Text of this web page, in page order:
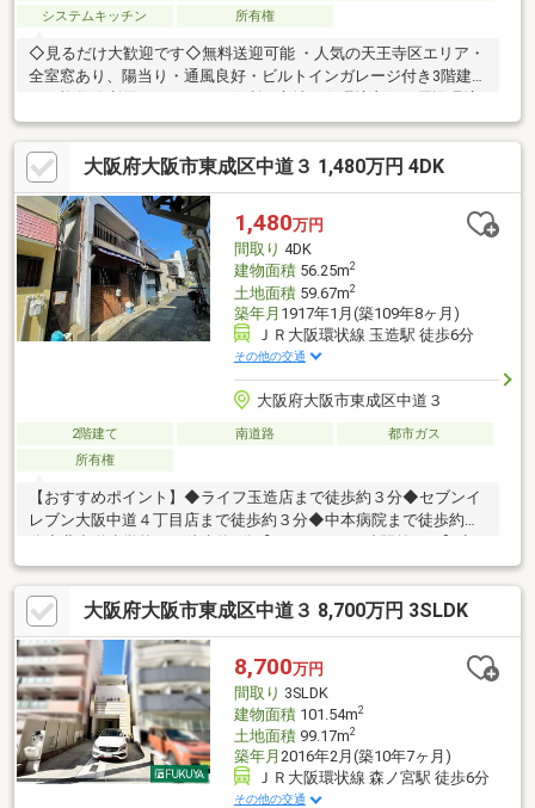
システムキッチン
所有権
◇見るだけ大歓迎です◇無料送迎可能 ・人気の天王寺区エリア・
全室窓あり、陽当り・通風良好・ビルトインガレージ付き3階建
充実◆レスポンスは迅速に◆交渉は全力です◆‐多忙なお客様の
「面倒だな」をフルサポート致します‐◆「とりあえず見たい」
「他社でローンを断られた」「他社の物件もまとめて見てみた
い」「相談だけしてみたい」「しっかり交渉してほしい」「無駄
を省きたい」等お気軽にご連絡下さいませ。
大阪府大阪市東成区中道３ 1,480万円 4DK
1,480万円
間取り 4DK
建物面積56.25m2
土地面積59.67m2
築年月 1917年1月(築109年8ヶ月)
ＪＲ大阪環状線 玉造駅 徒歩6分
その他の交通
大阪府大阪市東成区中道３
2階建て 南道路
都市ガス
所有権
【おすすめポイント】◆ライフ玉造店まで徒歩約３分◆セブンイ
レブン大阪中道４丁目店まで徒歩約３分◆中本病院まで徒歩約６
本日のご内覧可能です！≪0120-500-390≫までお電話下さい！◆
ハウスドゥ玉造駅前の公式LINEからもお気軽にお問合せ頂けま
す！◆弊社ではまずお客様に合った資金計画をしっかりとご説明
致します。◆現在ご内覧を迷われている物件がございましたら、
まとめて案内ツアーを組ませて頂きます♪
大阪府大阪市東成区中道３ 8,700万円 3SLDK
8,700万円
間取り 3SLDK
建物面積101.54m2
土地面積99.17m2
築年月 2016年2月(築10年7ヶ月)
ＪＲ大阪環状線 森ノ宮駅 徒歩6分
その他の交通